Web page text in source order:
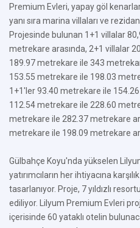
Premium Evleri, yapay göl
yanı sıra marina villaları ve
Projesinde bulunan 1+1 villalar
metrekare arasında, 2+1 villalar
189.97 metrekare ile 343
153.55 metrekare ile 198.03
1+1'ler 93.40 metrekare ile
112.54 metrekare ile 228.60
metrekare ile 282.37 metrekare
metrekare ile 198.09 metrekare
Gülbahçe Koyu'nda yükselen
yatırımcıların her ihtiyacına
tasarlanıyor. Proje, 7 yıldızlı
ediliyor. Lilyum Premium Evleri
içerisinde 60 yataklı otelin